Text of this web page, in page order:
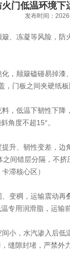
火门低温环境下
发布时间：
、冻凝等风险，防
，颠簸磕碰易掉漆
，门板之间夹硬纸
，低温下韧性下降
角度不超15°。
升、韧性变差，边
间错层分隔，不挤
滞核心区）
变稠，运输震动再
专用润滑脂，运输
小，水汽渗入后低
缝隙封堵，严禁外